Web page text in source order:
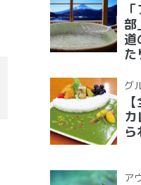
部
道
た
グ
ア